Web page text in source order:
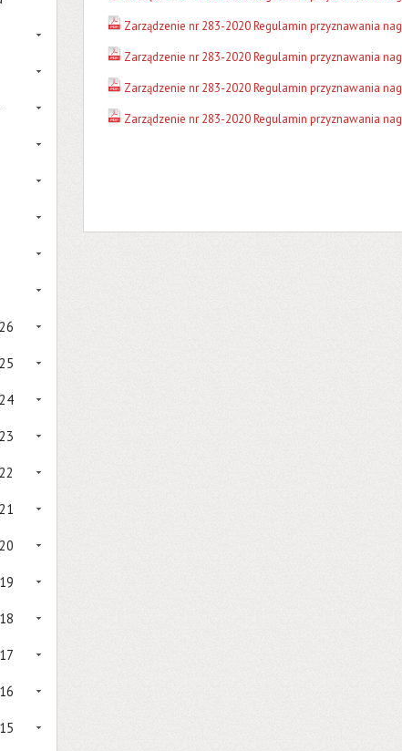
Zarządzenie nr 283-2020 Regulamin przyznawania
Zarządzenie nr 283-2020 Regulamin przyznawania
Zarządzenie nr 283-2020 Regulamin przyznawania
Zarządzenie nr 283-2020 Regulamin przyznawania